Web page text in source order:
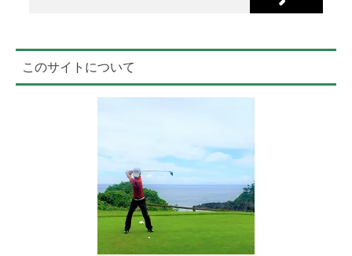
このサイトについて